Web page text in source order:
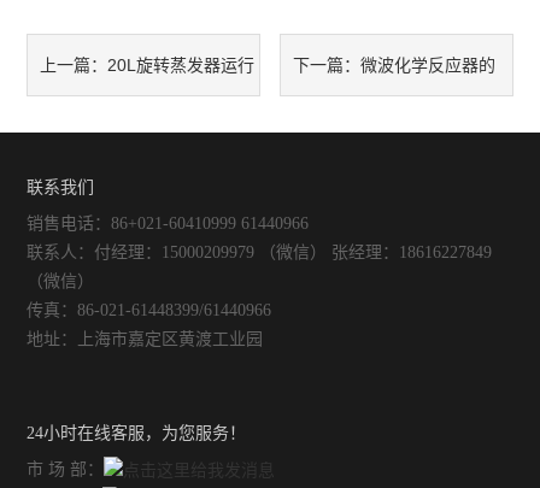
上一篇：20L旋转蒸发器运行 下一篇： 微波化学反应器的
联系我们
销售电话：86+021-60410999 61440966
联系人：付经理：15000209979 （微信） 张经理：18616227849
（微信）
传真：86-021-61448399/61440966
地址：上海市嘉定区黄渡工业园
24小时在线客服，为您服务！
市 场 部：